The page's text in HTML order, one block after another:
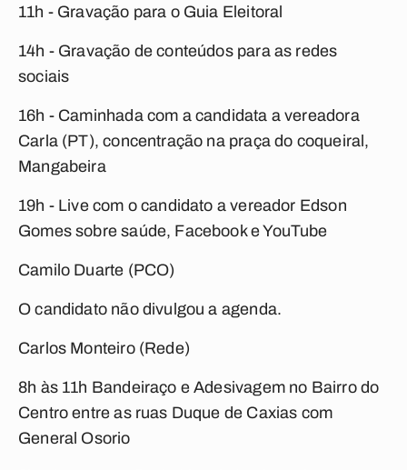
11h - Gravação para o Guia Eleitoral
14h - Gravação de conteúdos para as redes
sociais
16h - Caminhada com a candidata a vereadora
Carla (PT), concentração na praça do coqueiral,
Mangabeira
19h - Live com o candidato a vereador Edson
Gomes sobre saúde, Facebook e YouTube
Camilo Duarte (PCO)
O candidato não divulgou a agenda.
Carlos Monteiro (Rede)
8h às 11h Bandeiraço e Adesivagem no Bairro do
Centro entre as ruas Duque de Caxias com
General Osorio